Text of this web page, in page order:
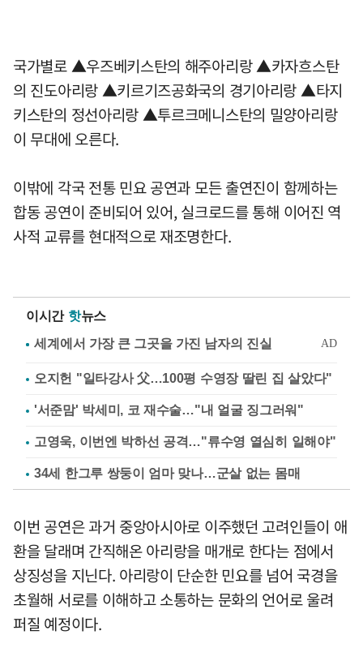
국가별로 ▲우즈베키스탄의 해주아리랑 ▲카자흐스탄
의 진도아리랑 ▲키르기즈공화국의 경기아리랑 ▲타지
키스탄의 정선아리랑 ▲투르크메니스탄의 밀양아리랑
이 무대에 오른다.
이밖에 각국 전통 민요 공연과 모든 출연진이 함께하는
합동 공연이 준비되어 있어, 실크로드를 통해 이어진 역
사적 교류를 현대적으로 재조명한다.
이시간 핫뉴스
오지헌 "일타강사 父…100평 수영장 딸린 집 살았다"
'서준맘' 박세미, 코 재수술…"내 얼굴 징그러워"
고영욱, 이번엔 박하선 공격…"류수영 열심히 일해야"
34세 한그루 쌍둥이 엄마 맞나…군살 없는 몸매
이번 공연은 과거 중앙아시아로 이주했던 고려인들이 애
환을 달래며 간직해온 아리랑을 매개로 한다는 점에서
상징성을 지닌다. 아리랑이 단순한 민요를 넘어 국경을
초월해 서로를 이해하고 소통하는 문화의 언어로 울려
퍼질 예정이다.